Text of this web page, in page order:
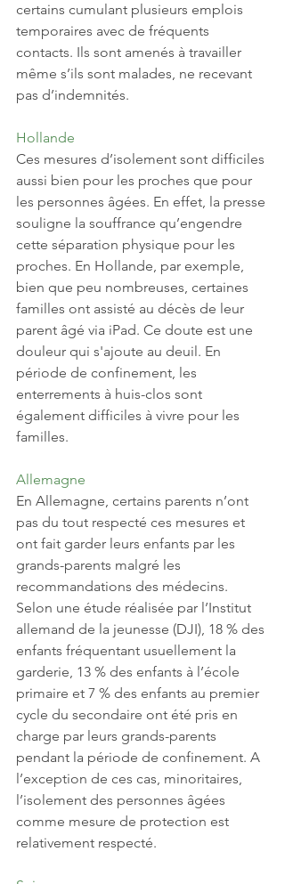
certains cumulant plusieurs emplois
temporaires avec de fréquents
contacts. Ils sont amenés à travailler
même s’ils sont malades, ne recevant
pas d’indemnités.
Hollande
Ces mesures d’isolement sont difficiles
aussi bien pour les proches que pour
les personnes âgées. En effet, la presse
souligne la souffrance qu’engendre
cette séparation physique pour les
proches. En Hollande, par exemple,
bien que peu nombreuses, certaines
familles ont assisté au décès de leur
parent âgé via iPad. Ce doute est une
douleur qui s'ajoute au deuil. En
période de confinement, les
enterrements à huis-clos sont
également difficiles à vivre pour les
familles.
Allemagne
En Allemagne, certains parents n’ont
pas du tout respecté ces mesures et
ont fait garder leurs enfants par les
grands-parents malgré les
recommandations des médecins.
Selon une étude réalisée par l’Institut
allemand de la jeunesse (DJI), 18 % des
enfants fréquentant usuellement la
garderie, 13 % des enfants à l’école
primaire et 7 % des enfants au premier
cycle du secondaire ont été pris en
charge par leurs grands-parents
pendant la période de confinement. A
l’exception de ces cas, minoritaires,
l’isolement des personnes âgées
comme mesure de protection est
relativement respecté.